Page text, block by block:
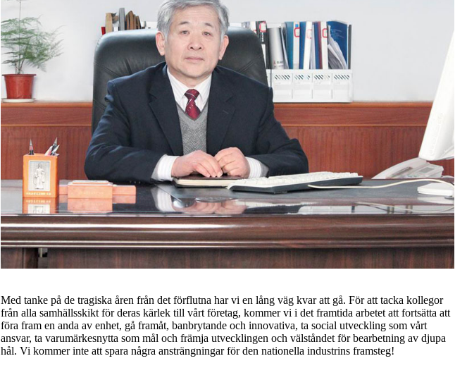
Med tanke på de tragiska åren från det förflutna har vi en lång väg kvar att gå. För att tacka kollegor
från alla samhällsskikt för deras kärlek till vårt företag, kommer vi i det framtida arbetet att fortsätta att
föra fram en anda av enhet, gå framåt, banbrytande och innovativa, ta social utveckling som vårt
ansvar, ta varumärkesnytta som mål och främja utvecklingen och välståndet för bearbetning av djupa
hål. Vi kommer inte att spara några ansträngningar för den nationella industrins framsteg!